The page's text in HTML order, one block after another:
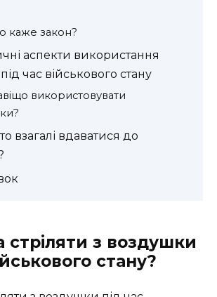
каже закон?
аспекти використання
час військового стану
використовувати
взагалі вдаватися до
з воздушки
стану?